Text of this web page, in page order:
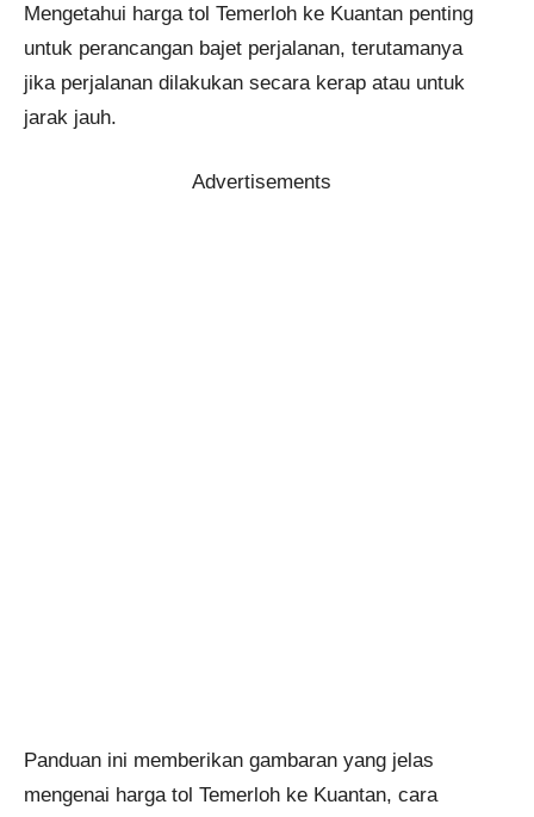
Mengetahui harga tol Temerloh ke Kuantan penting
untuk perancangan bajet perjalanan, terutamanya
jika perjalanan dilakukan secara kerap atau untuk
jarak jauh.
Advertisements
Panduan ini memberikan gambaran yang jelas
mengenai harga tol Temerloh ke Kuantan, cara